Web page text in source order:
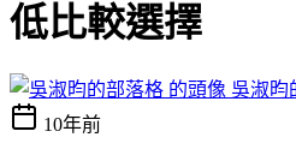
低比較選擇
吳淑昀
10年前